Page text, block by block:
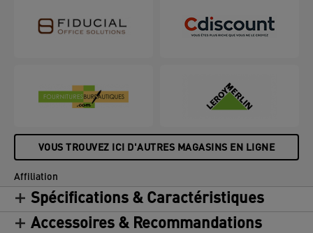
VOUS TROUVEZ ICI D'AUTRES MAGASINS EN LIGNE
Affiliation
Spécifications & Caractéristiques
Accessoires & Recommandations